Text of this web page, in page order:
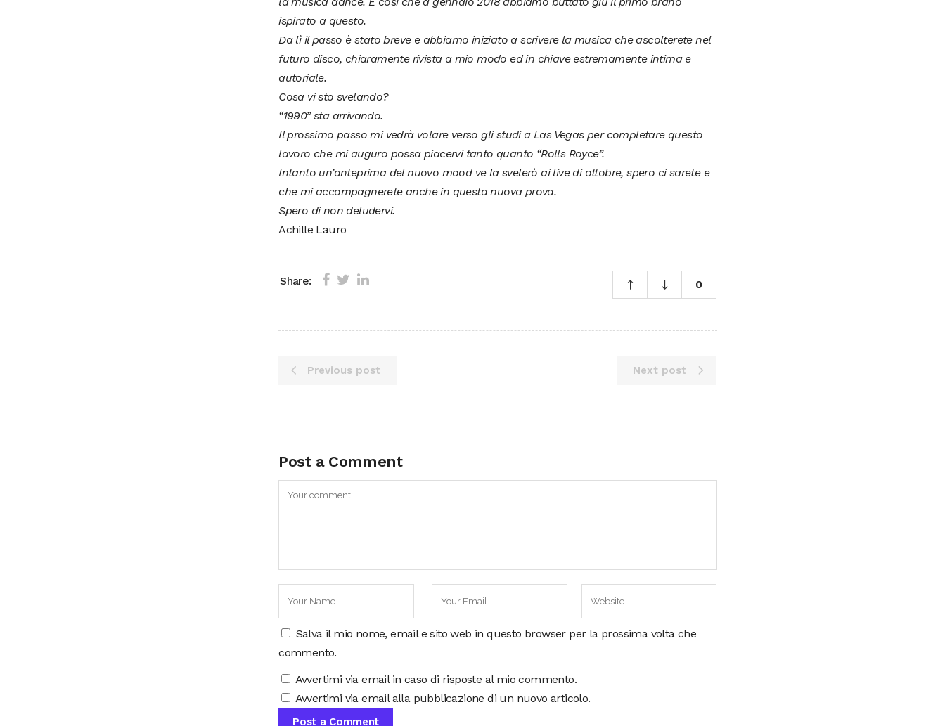
ispirato a questo.
Da lì il passo è stato breve e abbiamo iniziato a scrivere la musica che ascolterete nel
futuro disco, chiaramente rivista a mio modo ed in chiave estremamente intima e
autoriale.
Cosa vi sto svelando?
“1990” sta arrivando.
Il prossimo passo mi vedrà volare verso gli studi a Las Vegas per completare questo
lavoro che mi auguro possa piacervi tanto quanto “Rolls Royce”.
Intanto un’anteprima del nuovo mood ve la svelerò ai live di ottobre, spero ci sarete e
che mi accompagnerete anche in questa nuova prova.
Spero di non deludervi.
Achille Lauro
Share: 0
Previous post Next post
Post a Comment
Salva il mio nome, email e sito web in questo browser per la prossima volta che
commento.
Avvertimi via email in caso di risposte al mio commento.
Avvertimi via email alla pubblicazione di un nuovo articolo.